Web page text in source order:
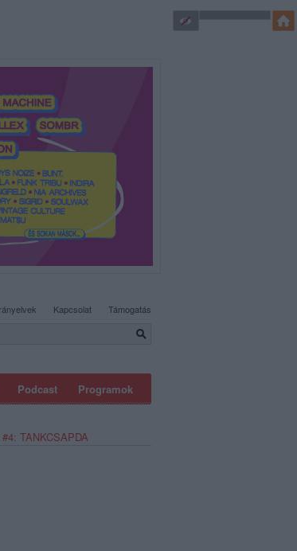
Podcast Programok
Kapcsolat Támogatás
TANKCSAPDA
SÜTI BEÁLLÍTÁSOK MÓDOSÍTÁSA